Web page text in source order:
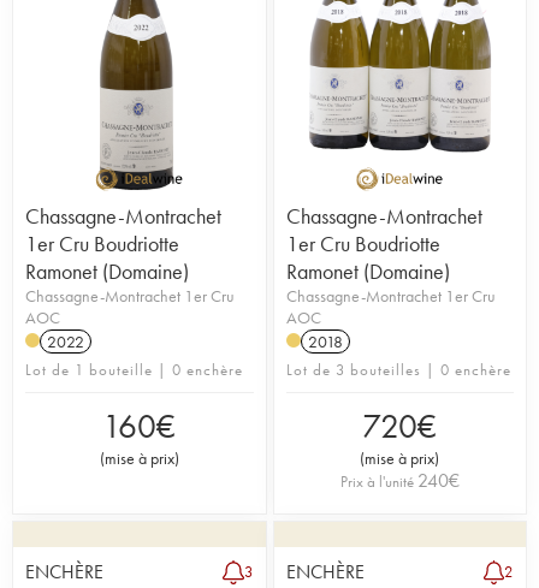
Chassagne-Montrachet
1er Cru Boudriotte
Ramonet (Domaine)
Chassagne-Montrachet 1er Cru
AOC
2022
Lot de 1 bouteille | 0 enchère
160€
(mise à prix)
Chassagne-Montrachet
1er Cru Boudriotte
Ramonet (Domaine)
Chassagne-Montrachet 1er Cru
AOC
2018
Lot de 3 bouteilles | 0 enchère
720€
(mise à prix)
Prix à l'unité 240€
ENCHÈRE 3 ENCHÈRE 2